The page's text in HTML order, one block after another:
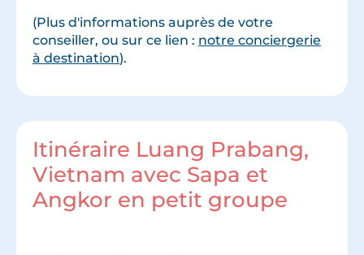
(Plus d'informations auprès de votre
conseiller, ou sur ce lien : notre conciergerie
à destination).
Itinéraire Luang Prabang,
Vietnam avec Sapa et
Angkor en petit groupe